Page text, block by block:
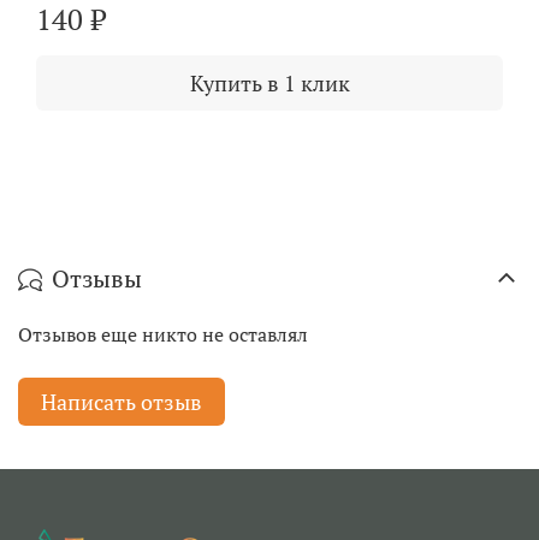
140 ₽
Купить в 1 клик
Отзывы
Отзывов еще никто не оставлял
Написать отзыв